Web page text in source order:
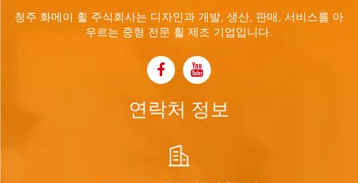
청주 화메이 휠 주식회사는 디자인과 개발, 생산, 판매, 서비스를 아
우르는 중형 전문 휠 제조 기업입니다.
연락처 정보